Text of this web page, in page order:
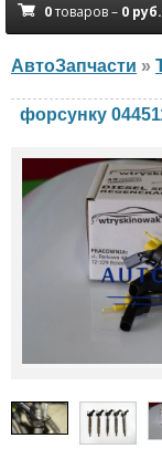
0товаров – 0 руб.
АвтоЗапчасти »
форсунку